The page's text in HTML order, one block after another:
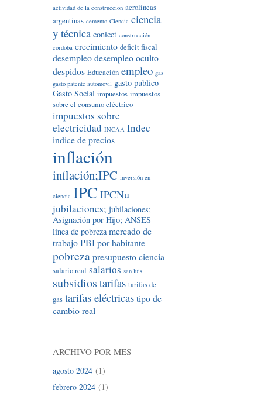
actividad de la construccion aerolíneas
argentinas cemento Ciencia ciencia
y técnica conicet construcción
cordoba crecimiento deficit fiscal
desempleo desempleo oculto
despidos Educación empleo gas
gasto patente automovil gasto publico
Gasto Social impuestos impuestos
sobre el consumo eléctrico
impuestos sobre
electricidad INCAA Indec
indice de precios
inflación
inflación;IPC inversión en
ciencia IPC IPCNu
jubilaciones; jubilaciones;
Asignación por Hijo; ANSES
línea de pobreza mercado de
trabajo PBI por habitante
pobreza presupuesto ciencia
salario real salarios san luis
subsidios tarifas tarifas de
gas tarifas eléctricas tipo de
cambio real
ARCHIVO POR MES
agosto 2024(1)
febrero 2024(1)